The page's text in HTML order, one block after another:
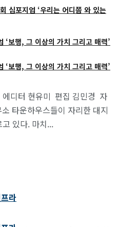
심포지엄 ‘우리는 어디쯤 와 있는
‘보행, 그 이상의 가치 그리고 매력’
‘보행, 그 이상의 가치 그리고 매력’
라
에디터 현유미 편집 김민경 자
타운하우스들이 자리한 대지
있다. 마치...